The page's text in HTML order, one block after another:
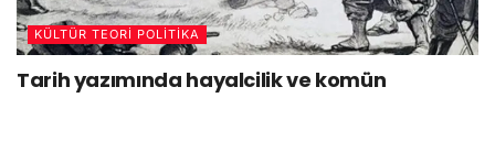
KÜLTÜR TEORI POLITIKA
Tarih yazımında hayalcilik ve komün